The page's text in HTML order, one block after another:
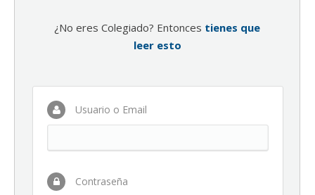
¿No eres Colegiado? Entonces tienes que
leer esto
Usuario o Email
Contraseña